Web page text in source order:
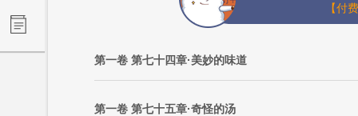
【付
第一卷 第七十四章·美妙的味道
第一卷 第七十五章·奇怪的汤